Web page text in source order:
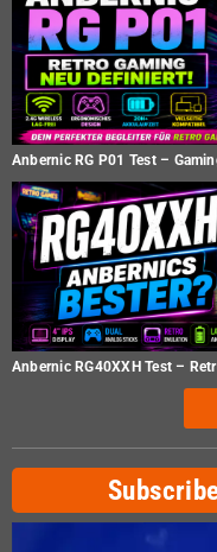
Anbernic RG P01 Test –
Anbernic RG40XXH Test –